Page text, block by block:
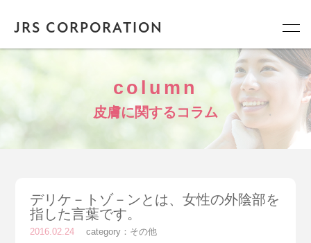
JRS CORPORATION
column
皮膚に関するコラム
デリケ－トゾ－ンとは、女性の外陰部を
指した言葉です。
2016.02.24 category： その他